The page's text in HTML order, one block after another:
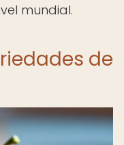
mundial.
de